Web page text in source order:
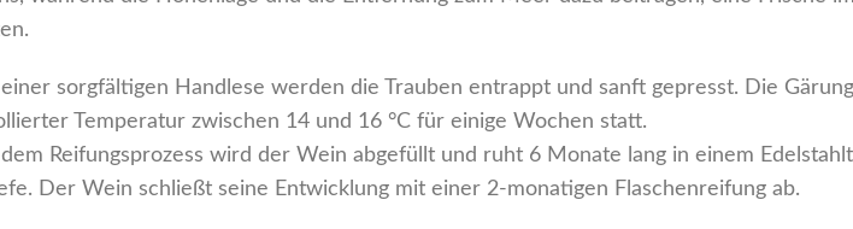
sorgfältigen Handlese werden die Trauben entrappt und sanft gepresst. Die
Temperatur zwischen 14 und 16 °C für einige Wochen statt.
Reifungsprozess wird der Wein abgefüllt und ruht 6 Monate lang in einem
Der Wein schließt seine Entwicklung mit einer 2-monatigen Flaschenreifung ab.